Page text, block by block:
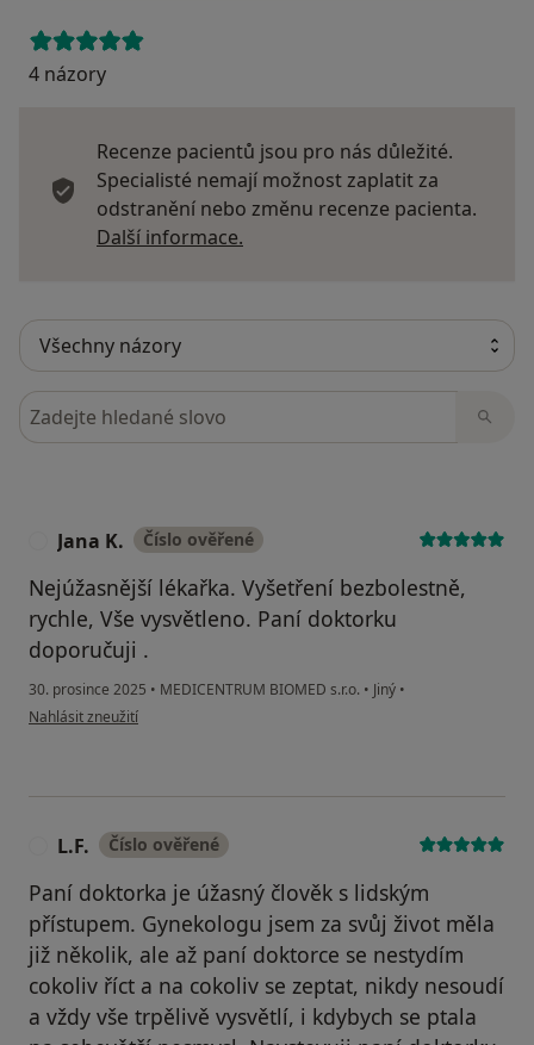
4 názory
Recenze pacientů jsou pro nás důležité.
Specialisté nemají možnost zaplatit za
odstranění nebo změnu recenze pacienta.
Další informace.
Hledejte v názorech
Jana K. Číslo ověřené
Nejúžasnější lékařka. Vyšetření bezbolestně,
rychle, Vše vysvětleno. Paní doktorku
doporučuji .
30. prosince 2025 • MEDICENTRUM BIOMED s.r.o. • Jiný •
podle názoru uživatele Jana K.
Nahlásit zneužití
L.F. Číslo ověřené
Paní doktorka je úžasný člověk s lidským
přístupem. Gynekologu jsem za svůj život měla
již několik, ale až paní doktorce se nestydím
cokoliv říct a na cokoliv se zeptat, nikdy nesoudí
a vždy vše trpělivě vysvětlí, i kdybych se ptala